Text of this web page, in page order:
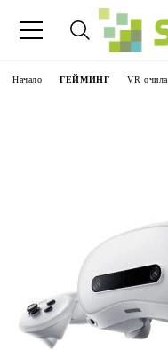
Начало ГЕЙМИНГ VR очила